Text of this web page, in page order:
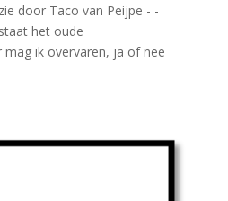
door Taco van Peijpe - -
het oude
mag ik overvaren, ja of nee